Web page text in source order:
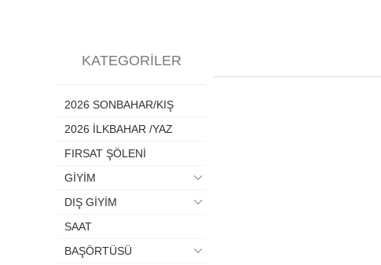
KATEGORILER
2026 SONBAHAR/KIŞ
2026 İLKBAHAR /YAZ
FIRSAT ŞÖLENİ
GİYİM
DIŞ GİYİM
SAAT
BAŞÖRTÜSÜ